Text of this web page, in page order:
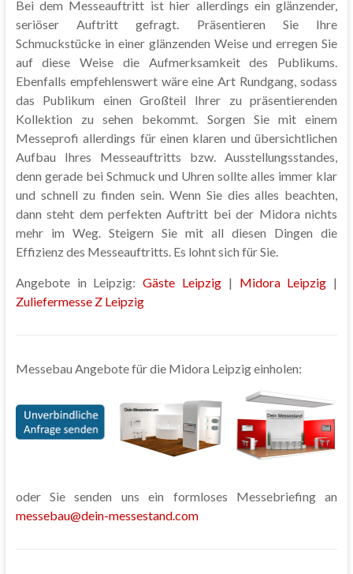
Bei dem Messeauftritt ist hier allerdings ein glänzender,
seriöser Auftritt gefragt. Präsentieren Sie Ihre
Schmuckstücke in einer glänzenden Weise und erregen Sie
auf diese Weise die Aufmerksamkeit des Publikums.
Ebenfalls empfehlenswert wäre eine Art Rundgang, sodass
das Publikum einen Großteil Ihrer zu präsentierenden
Kollektion zu sehen bekommt. Sorgen Sie mit einem
Messeprofi allerdings für einen klaren und übersichtlichen
Aufbau Ihres Messeauftritts bzw. Ausstellungsstandes,
denn gerade bei Schmuck und Uhren sollte alles immer klar
und schnell zu finden sein. Wenn Sie dies alles beachten,
dann steht dem perfekten Auftritt bei der Midora nichts
mehr im Weg. Steigern Sie mit all diesen Dingen die
Effizienz des Messeauftritts. Es lohnt sich für Sie.
Angebote in Leipzig:Gäste Leipzig | Midora Leipzig |
Zuliefermesse Z Leipzig
Messebau Angebote für die Midora Leipzig einholen:
oder Sie senden uns ein formloses Messebriefing an
messebau@dein-messestand.com